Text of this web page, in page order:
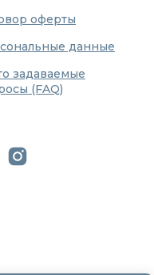
оферты
данные
задаваемые
(FAQ)